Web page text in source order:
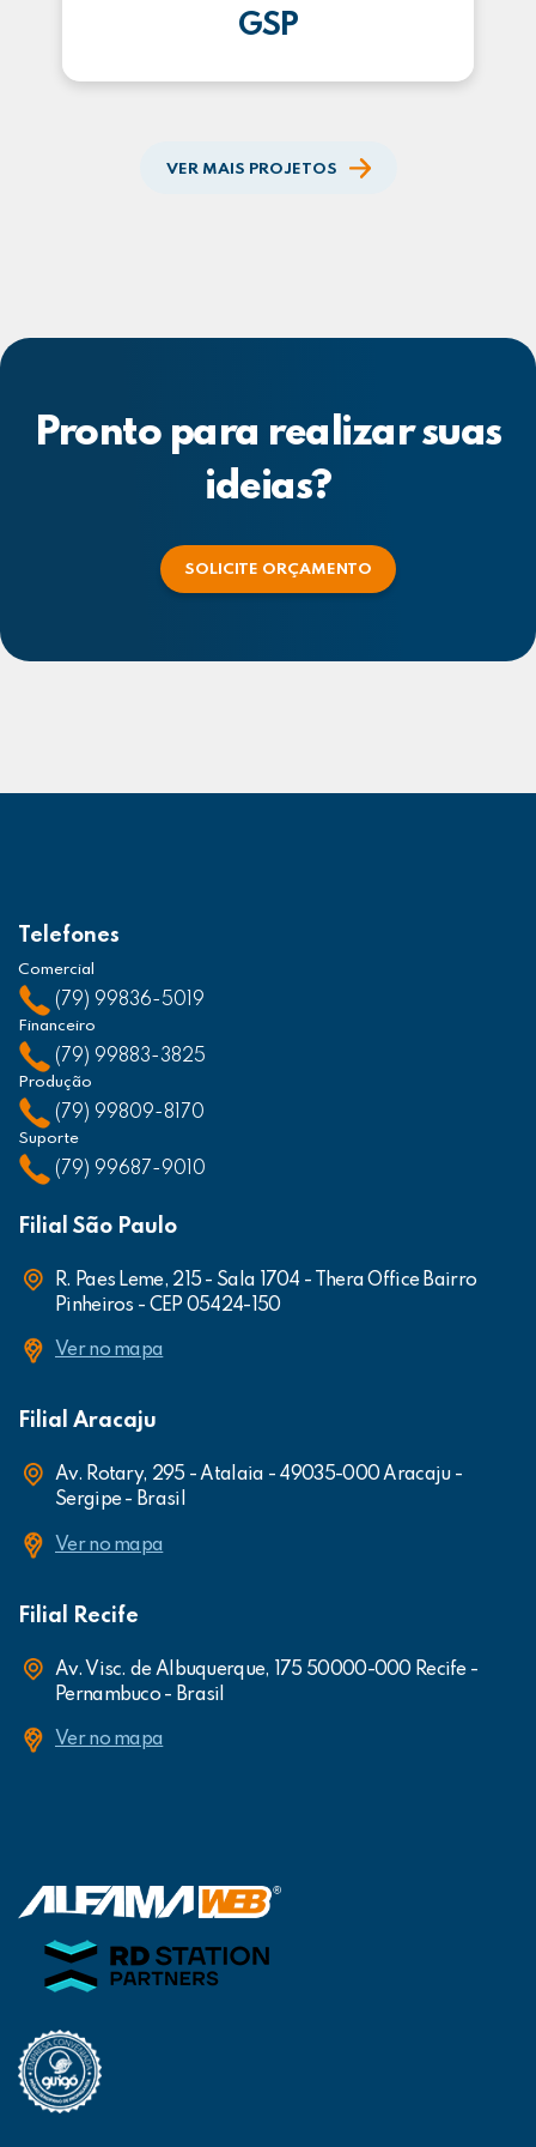
GSP
VER MAIS PROJETOS
Pronto para realizar suas
ideias?
SOLICITE ORÇAMENTO
Telefones
Comercial
(79) 99836-5019
Financeiro
(79) 99883-3825
Produção
(79) 99809-8170
Suporte
(79) 99687-9010
Filial São Paulo
R. Paes Leme, 215 - Sala 1704 - Thera Office Bairro
Pinheiros - CEP 05424-150
Ver no mapa
Filial Aracaju
Av. Rotary, 295 - Atalaia - 49035-000 Aracaju -
Sergipe - Brasil
Ver no mapa
Filial Recife
Av. Visc. de Albuquerque, 175 50000-000 Recife -
Pernambuco - Brasil
Ver no mapa